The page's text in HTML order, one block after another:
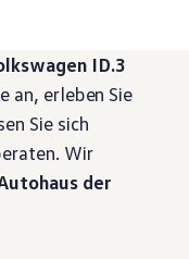
ID.3
an, erleben Sie
Sie sich
Wir
der